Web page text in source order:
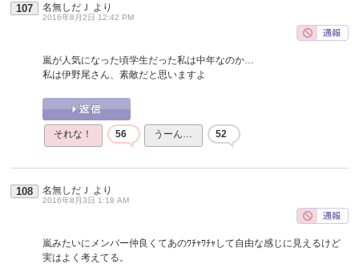
107 名無しだＪ より
2016年8月2日 12:42 PM
嵐が人気になった頃学生だった私は中年なのか…
私は伊野尾さん、素敵だと思いますよ
それな！ 56 うーん… 52
108 名無しだＪ より
2016年8月3日 1:18 AM
嵐みたいにメンバー仲良くてあのﾜﾁｬﾜﾁｬして自由な感じに見えるけど
実はよく考えてる。